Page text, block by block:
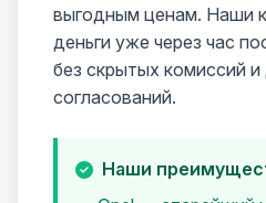
выгодным ценам. Наши
деньги уже через час
без скрытых комиссий и
согласований.
Наши